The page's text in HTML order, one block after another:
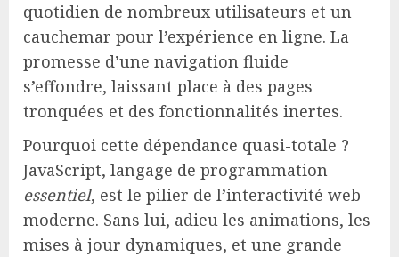
quotidien de nombreux utilisateurs et un
cauchemar pour l’expérience en ligne. La
promesse d’une navigation fluide
s’effondre, laissant place à des pages
tronquées et des fonctionnalités inertes.
Pourquoi cette dépendance quasi-totale ?
JavaScript, langage de programmation
essentiel, est le pilier de l’interactivité web
moderne. Sans lui, adieu les animations, les
mises à jour dynamiques, et une grande